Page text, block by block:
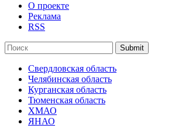
О проекте
Реклама
RSS
Submit
Свердловская область
Челябинская область
Курганская область
Тюменская область
ХМАО
ЯНАО